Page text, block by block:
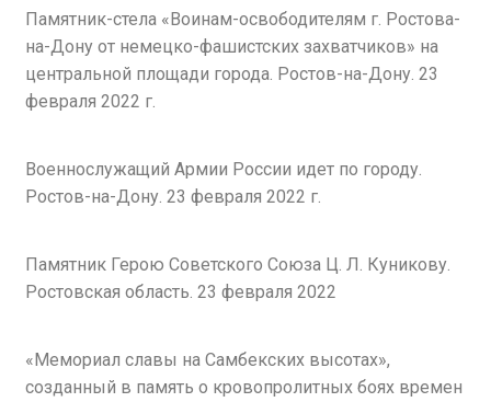
Памятник-стела «Воинам-освободителям г. Ростова-
на-Дону от немецко-фашистских захватчиков» на
центральной площади города. Ростов-на-Дону. 23
февраля 2022 г.
Военнослужащий Армии России идет по городу.
Ростов-на-Дону. 23 февраля 2022 г.
Памятник Герою Советского Союза Ц. Л. Куникову.
Ростовская область. 23 февраля 2022
«Мемориал славы на Самбекских высотах»,
созданный в память о кровопролитных боях времен